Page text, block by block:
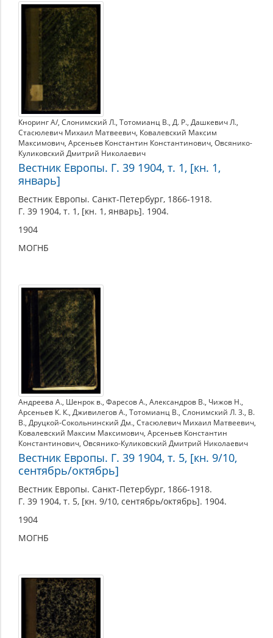
1904
Кноринг A/, Слонимский Л., Тотомианц В., Д. Р., Дашкевич Л.,
Стасюлевич Михаил Матвеевич, Ковалевский Максим
Максимович, Арсеньев Константин Константинович, Овсянико-
Куликовский Дмитрий Николаевич
Вестник Европы. Г. 39 1904, т. 1, [кн. 1,
январь]
Вестник Европы. Санкт-Петербург, 1866-1918.
Г. 39 1904, т. 1, [кн. 1, январь]. 1904.
1904
МОГНБ
Андреева А., Шенрок в., Фаресов А., Александров В., Чижов Н.,
Арсеньев К. К., Дживилегов А., Тотомианц В., Слонимский Л. З., В.
В., Друцкой-Сокольнинский Дм., Стасюлевич Михаил Матвеевич,
Ковалевский Максим Максимович, Арсеньев Константин
Константинович, Овсянико-Куликовский Дмитрий Николаевич
Вестник Европы. Г. 39 1904, т. 5, [кн. 9/10,
сентябрь/октябрь]
Вестник Европы. Санкт-Петербург, 1866-1918.
Г. 39 1904, т. 5, [кн. 9/10, сентябрь/октябрь]. 1904.
1904
МОГНБ